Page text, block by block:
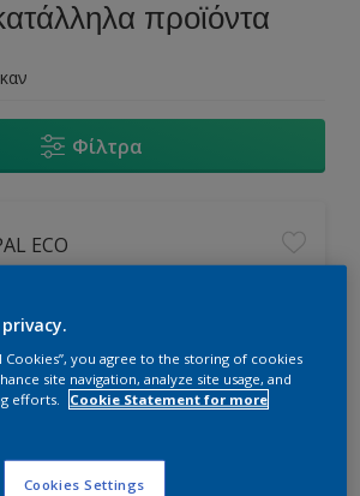
προϊόντα
Φίλτρα
ECO
Κορυφαία Απόδοση
Ασύγκριτη Καλυπτικότητα
Cookies”, you agree to the storing of cookies
site navigation, analyze site usage, and
efforts.
Cookie Statement for more
Cookies Settings